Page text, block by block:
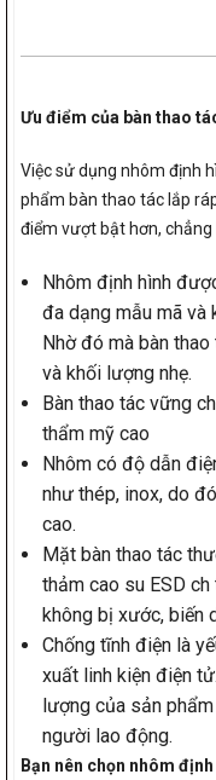
Ưu điểm của bàn thao
Việc sử dụng nhôm định
phẩm bàn thao tác lắp
điểm vượt bật hơn, chẳng
Nhôm định hình
đa dạng mẫu mã và
Nhờ đó mà bàn
và khối lượng nhẹ.
Bàn thao tác vững
thẩm mỹ cao
Nhôm có độ dẫn
như thép, inox, do
cao.
Mặt bàn thao tác
thảm cao su ESD
không bị xước, biến
Chống tĩnh điện là
xuất linh kiện điện
lượng của sản
người lao động.
Bạn nên chọn nhôm